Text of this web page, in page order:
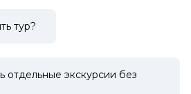
тур?
отдельные экскурсии без